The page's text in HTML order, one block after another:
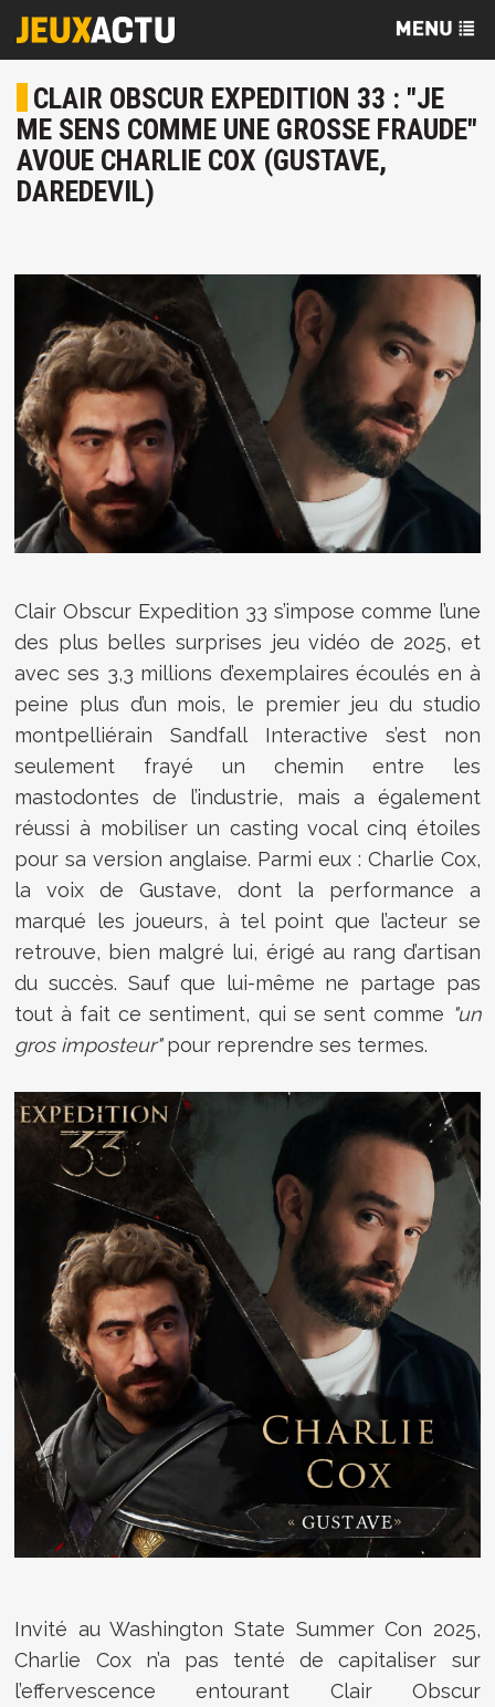
CLAIR OBSCUR EXPEDITION 33 : "JE
ME SENS COMME UNE GROSSE FRAUDE"
AVOUE CHARLIE COX (GUSTAVE,
DAREDEVIL)
Clair Obscur Expedition 33 s’impose comme l’une
des plus belles surprises jeu vidéo de 2025, et
avec ses 3,3 millions d’exemplaires écoulés en à
peine plus d’un mois, le premier jeu du studio
montpelliérain Sandfall Interactive s’est non
seulement frayé un chemin entre les
mastodontes de l’industrie, mais a également
réussi à mobiliser un casting vocal cinq étoiles
pour sa version anglaise. Parmi eux : Charlie Cox,
la voix de Gustave, dont la performance a
marqué les joueurs, à tel point que l’acteur se
retrouve, bien malgré lui, érigé au rang d’artisan
du succès. Sauf que lui-même ne partage pas
tout à fait ce sentiment, qui se sent comme "un
gros imposteur"pour reprendre ses termes.
Invité au Washington State Summer Con 2025,
Charlie Cox n’a pas tenté de capitaliser sur
l’effervescence entourant Clair Obscur